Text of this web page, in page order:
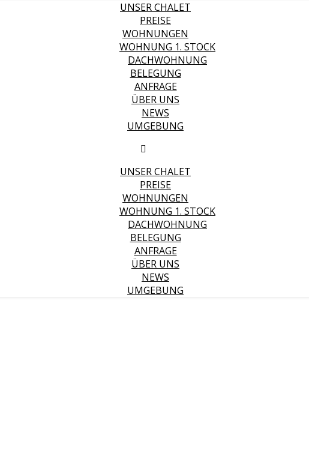
UNSER CHALET
PREISE
WOHNUNGEN
WOHNUNG 1. STOCK
DACHWOHNUNG
BELEGUNG
ANFRAGE
ÜBER UNS
NEWS
UMGEBUNG
UNSER CHALET
PREISE
WOHNUNGEN
WOHNUNG 1. STOCK
DACHWOHNUNG
BELEGUNG
ANFRAGE
ÜBER UNS
NEWS
UMGEBUNG